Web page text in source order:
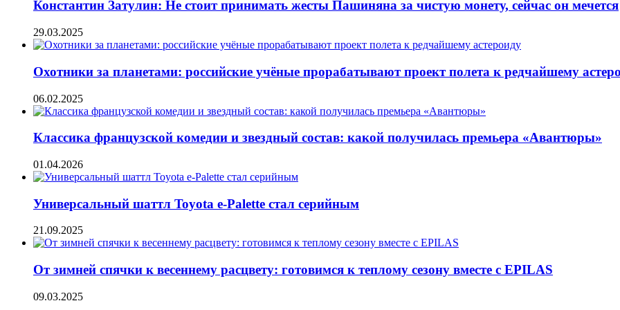
Константин Затулин: Не стоит принимать жесты Пашиняна за чистую монету, сейчас он мечется
29.03.2025
Охотники за планетами: российские учёные прорабатывают проект полета к редчайшему
06.02.2025
Классика французской комедии и звездный состав: какой получилась премьера «Авантюры»
01.04.2026
Универсальный шаттл Toyota e-Palette стал серийным
21.09.2025
От зимней спячки к весеннему расцвету: готовимся к теплому сезону вместе с EPILAS
09.03.2025